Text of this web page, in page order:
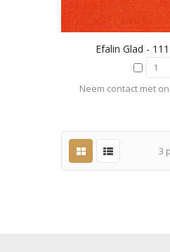
Efalin Glad -
Neem contact met
3